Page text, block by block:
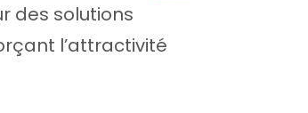
des solutions
l’attractivité